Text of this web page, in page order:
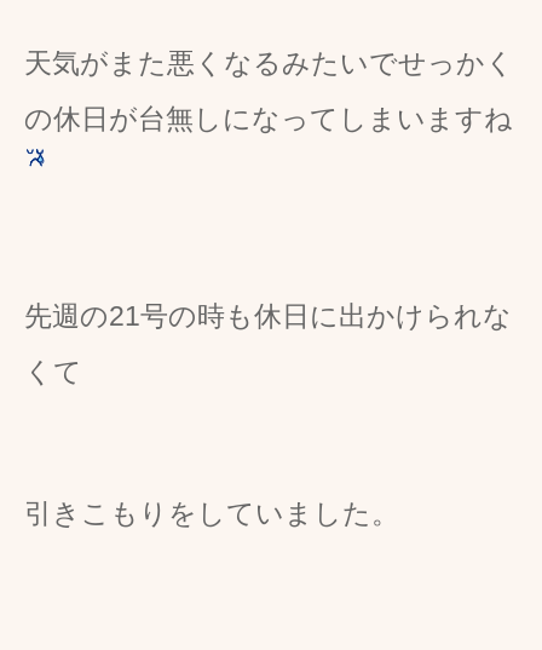
天気がまた悪くなるみたいでせっかく
の休日が台無しになってしまいますね
先週の21号の時も休日に出かけられな
くて
引きこもりをしていました。